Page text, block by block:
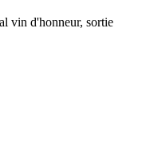
vin d'honneur, sortie